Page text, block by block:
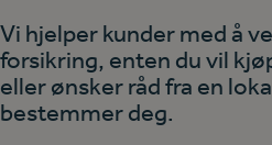
Vi hjelper kunder med å
forsikring, enten du vil
eller ønsker råd fra en
bestemmer deg.